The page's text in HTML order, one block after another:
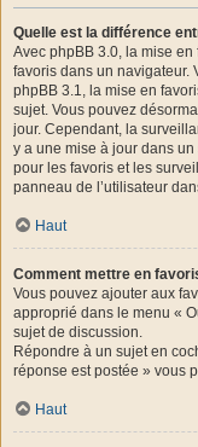
Quelle est la différence
Avec phpBB 3.0, la mise
favoris dans un navigateur.
phpBB 3.1, la mise en
sujet. Vous pouvez
jour. Cependant, la
y a une mise à jour dans
pour les favoris et les
panneau de l’utilisateur
Haut
Comment mettre en
Vous pouvez ajouter aux
approprié dans le menu «
sujet de discussion.
Répondre à un sujet en
réponse est postée » vous
Haut